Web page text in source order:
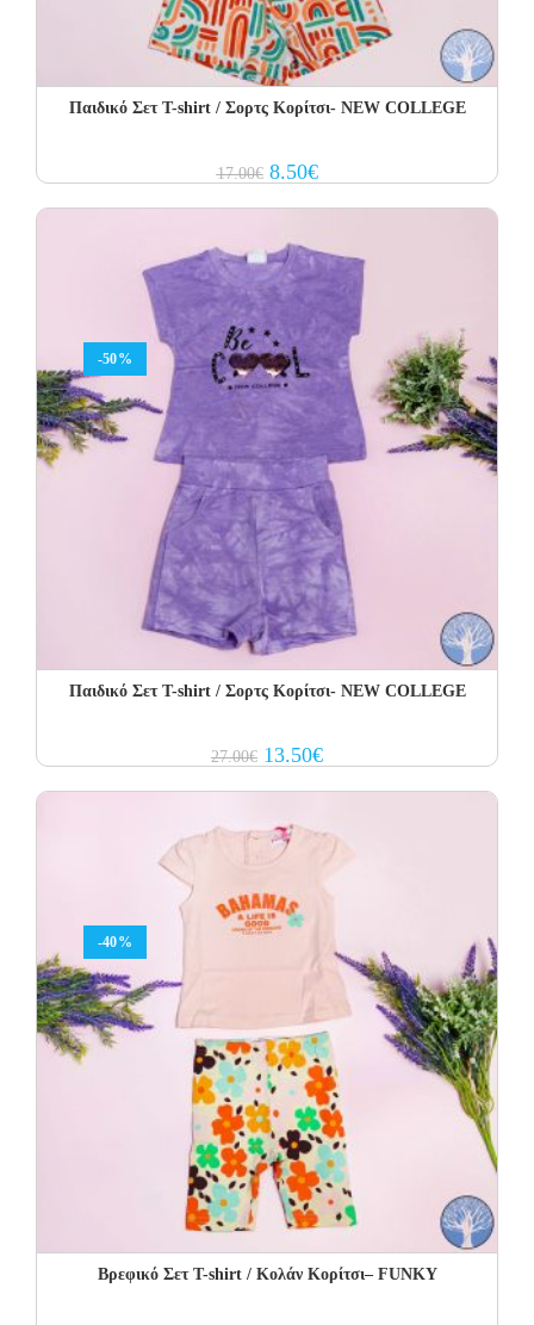
Παιδικό Σετ T-shirt / Σορτς Κορίτσι- NEW COLLEGE
17.00€ Original
price
8.50€Current
price
-50%
Παιδικό Σετ T-shirt / Σορτς Κορίτσι- NEW COLLEGE
27.00€ Original
price
13.50€Current
price
-40%
Βρεφικό Σετ Τ-shirt / Κολάν Κορίτσι– FUNKY